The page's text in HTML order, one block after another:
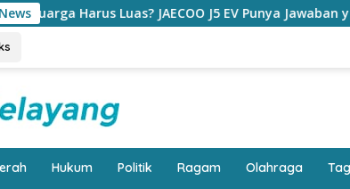
J5 EV Punya Jawaban yang Bikin Orang Tua Tenang
Hukum Politik Ragam Olahraga